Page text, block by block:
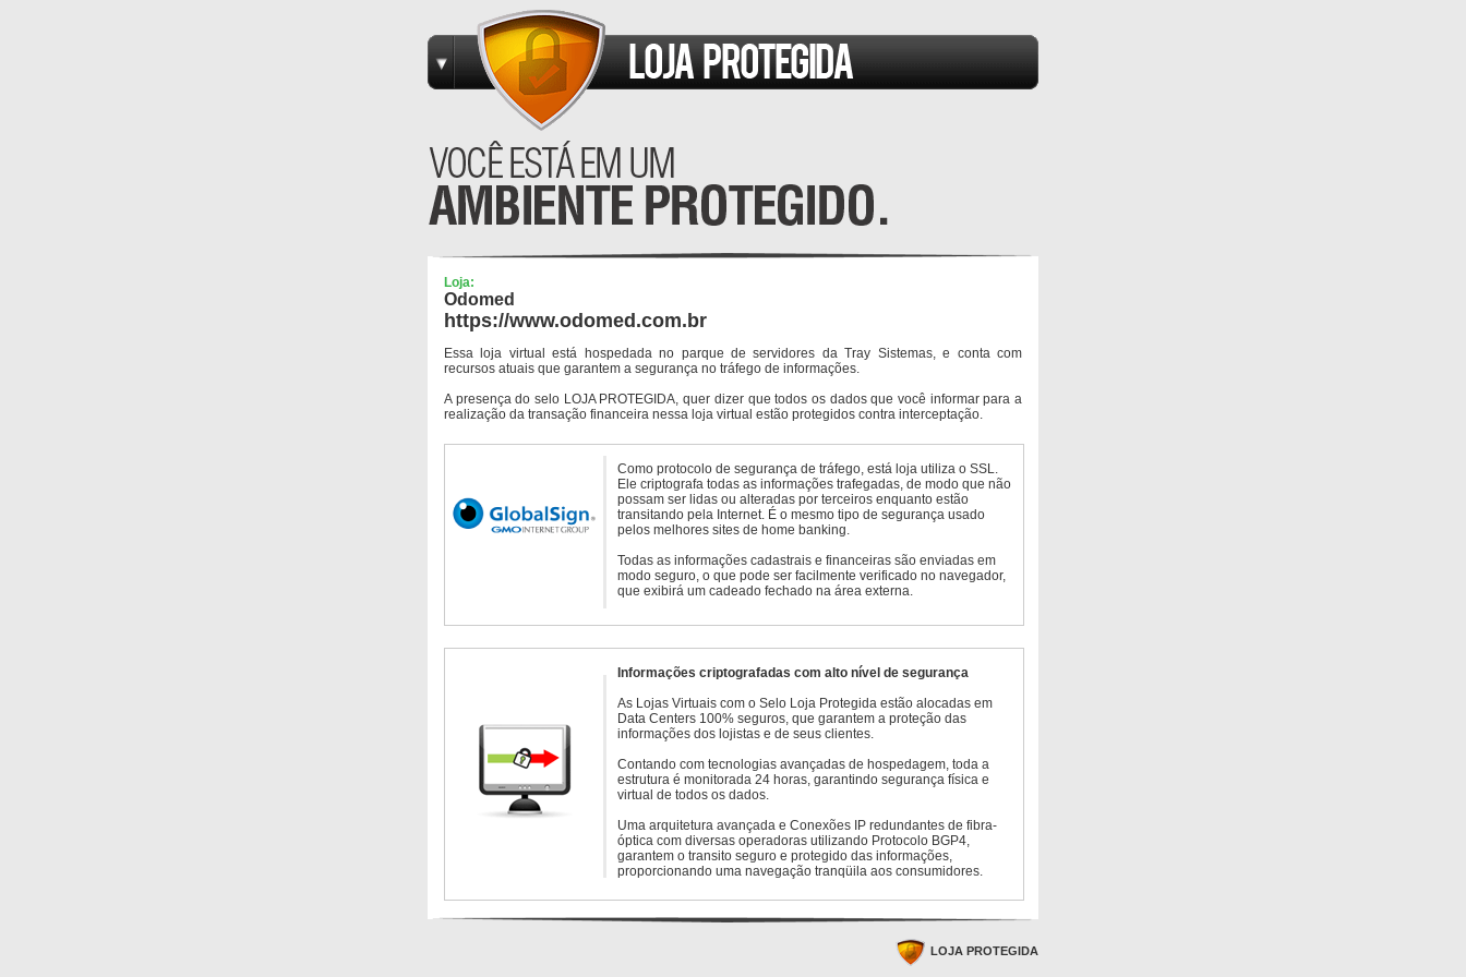
Loja:
Odomed
https://www.odomed.com.br
Essa loja virtual está hospedada no parque de servidores da Tray Sistemas, e conta com
recursos atuais que garantem a segurança no tráfego de informações.
A presença do selo LOJA PROTEGIDA, quer dizer que todos os dados que você informar para a
realização da transação financeira nessa loja virtual estão protegidos contra interceptação.
Como protocolo de segurança de tráfego, está loja utiliza o SSL.
Ele criptografa todas as informações trafegadas, de modo que não
possam ser lidas ou alteradas por terceiros enquanto estão
transitando pela Internet. É o mesmo tipo de segurança usado
pelos melhores sites de home banking.
Todas as informações cadastrais e financeiras são enviadas em
modo seguro, o que pode ser facilmente verificado no navegador,
que exibirá um cadeado fechado na área externa.
Informações criptografadas com alto nível de segurança
As Lojas Virtuais com o Selo Loja Protegida estão alocadas em
Data Centers 100% seguros, que garantem a proteção das
informações dos lojistas e de seus clientes.
Contando com tecnologias avançadas de hospedagem, toda a
estrutura é monitorada 24 horas, garantindo segurança física e
virtual de todos os dados.
Uma arquitetura avançada e Conexões IP redundantes de fibra-
óptica com diversas operadoras utilizando Protocolo BGP4,
garantem o transito seguro e protegido das informações,
proporcionando uma navegação tranqüila aos consumidores.
LOJA PROTEGIDA